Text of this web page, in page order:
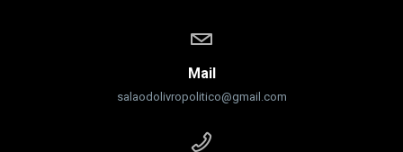
Mail
salaodolivropolitico@gmail.com